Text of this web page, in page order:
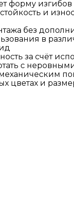
форму изгибов
и
без
в
за счёт
с
механическим
цветах и